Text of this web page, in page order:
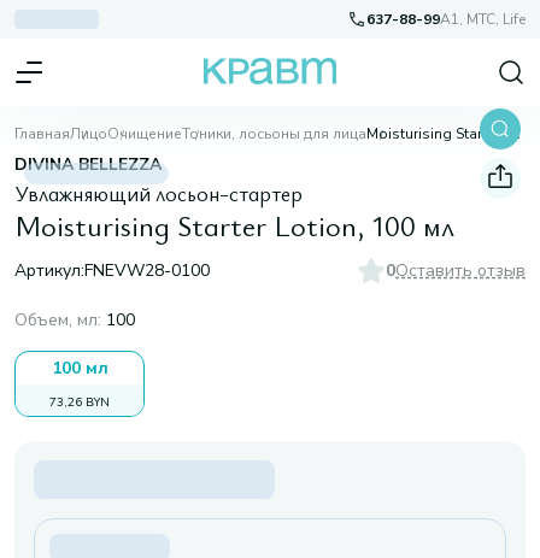
637-88-99A1, МТС, Life
ГлавнаяЛицоОчищениеТоники, лосьоны для лица Moisturising Starter Lotion, 100 мл
DIVINA BELLEZZA
Увлажняющий лосьон-стартер
Moisturising Starter Lotion, 100 мл
Артикул:FNEVW28-0100 0Оставить отзыв
Объем, мл: 100
100 мл
73,26 BYN